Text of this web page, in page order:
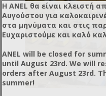
Η ANEL θα είναι κλειστή
Αυγούστου για
στα μηνύματα και στις
Ευχαριστούμε και καλό
ANEL will be closed for
until August 23rd. We will
orders after August 23rd.
summer!